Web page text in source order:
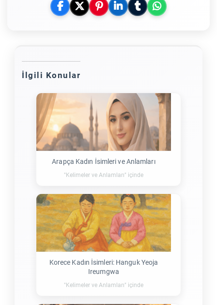
İlgili Konular
Arapça Kadın İsimleri ve Anlamları
"Kelimeler ve Anlamları" içinde
Korece Kadın İsimleri: Hanguk Yeoja
Ireumgwa
"Kelimeler ve Anlamları" içinde